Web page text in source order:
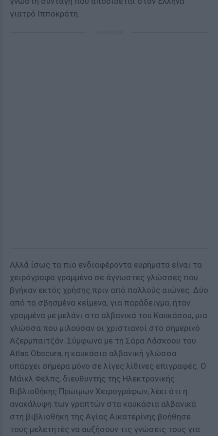
γιατρό Ιπποκράτη.
Αλλά ίσως τα πιο ενδιαφέροντα ευρήματα είναι τα
χειρόγραφα γραμμένα σε άγνωστες γλώσσες που
βγήκαν εκτός χρήσης πριν από πολλούς αιώνες. Δύο
από τα σβησμένα κείμενα, για παράδειγμα, ήταν
γραμμένα με μελάνι στα αλβανικά του Καυκάσου, μια
γλώσσα που μιλούσαν οι χριστιανοί στο σημερινό
Αζερμπαϊτζάν. Σύμφωνα με τη Σάρα Λάσκοου του
Atlas Obscura, η καυκάσια αλβανική γλώσσα
υπάρχει σήμερα μόνο σε λίγες λίθινες επιγραφές. Ο
Μάικλ Φελπς, διευθυντής της Ηλεκτρονικής
Βιβλιοθήκης Πρώιμων Χειρογράφων, λέει ότι η
ανακάλυψη των γραπτών στα καυκάσια αλβανικά
στη βιβλιοθήκη της Αγίας Αικατερίνης βοήθησε
τους μελετητές να αυξήσουν τις γνώσεις τους για